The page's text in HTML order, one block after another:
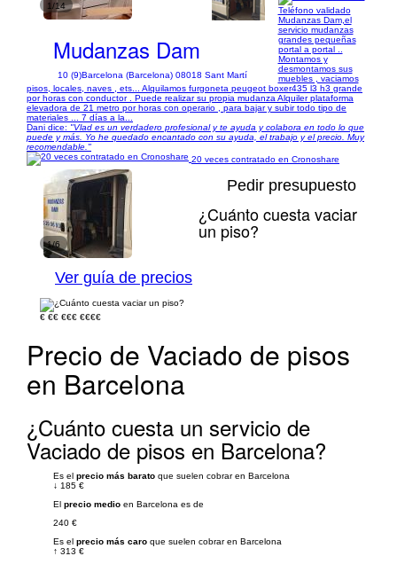
1/14
Mudanzas Dam
10 (9)Barcelona (Barcelona) 08018 Sant Martí
Teléfono validado
Mudanzas Dam,el
servicio mudanzas
grandes pequeñas
portal a portal ..
Montamos y
desmontamos sus
muebles , vaciamos
pisos, locales, naves , ets... Alquilamos furgoneta peugeot boxer435 l3 h3 grande
por horas con conductor . Puede realizar su propia mudanza Alquiler plataforma
elevadora de 21 metro por horas con operario , para bajar y subir todo tipo de
materiales ... 7 días a la...
Dani dice: "Vlad es un verdadero profesional y te ayuda y colabora en todo lo que
puede y más. Yo he quedado encantado con su ayuda, el trabajo y el precio. Muy
recomendable."
20 veces contratado en Cronoshare
1/6
Pedir presupuesto
¿Cuánto cuesta vaciar
un piso?
Ver guía de precios
€ €€ €€€ €€€€
Precio de Vaciado de pisos
en Barcelona
¿Cuánto cuesta un servicio de
Vaciado de pisos en Barcelona?
Es el precio más barato que suelen cobrar en Barcelona
↓ 185 €
El precio medio en Barcelona es de
240 €
Es el precio más caro que suelen cobrar en Barcelona
↑ 313 €